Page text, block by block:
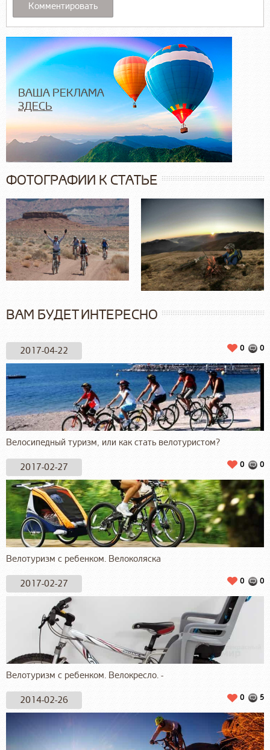
ВАША РЕКЛАМА
ЗДЕСЬ
ФОТОГРАФИИ К СТАТЬЕ
ВАМ БУДЕТ ИНТЕРЕСНО
2017-04-22 0
0
Велосипедный туризм, или как стать велотуристом?
2017-02-27 0
0
Велотуризм с ребенком. Велоколяска
2017-02-27 0
0
Велотуризм с ребенком. Велокресло. -
2014-02-26 5
0